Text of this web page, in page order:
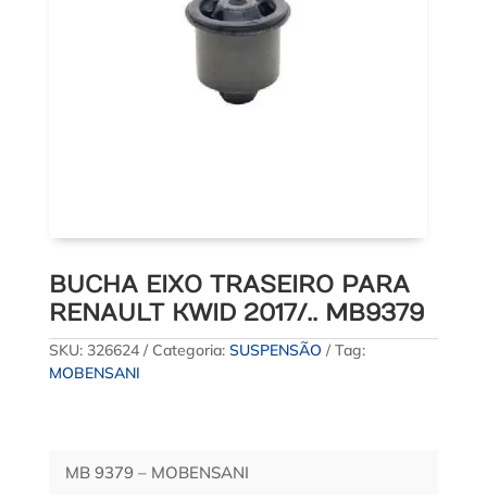
BUCHA EIXO TRASEIRO PARA
RENAULT KWID 2017/.. MB9379
SKU: 326624 Categoria: SUSPENSÃO
Tag:
MOBENSANI
MB 9379 – MOBENSANI